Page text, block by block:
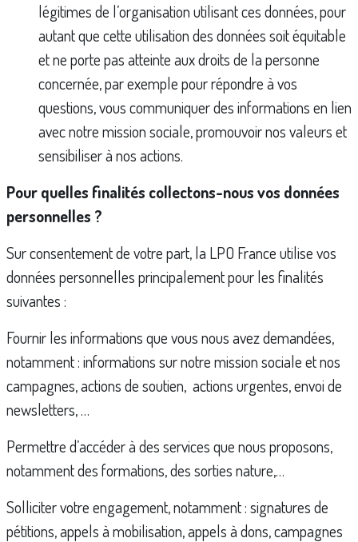
légitimes de l’organisation utilisant ces données, pour
autant que cette utilisation des données soit équitable
et ne porte pas atteinte aux droits de la personne
concernée, par exemple pour répondre à vos
questions, vous communiquer des informations en lien
avec notre mission sociale, promouvoir nos valeurs et
sensibiliser à nos actions.
Pour quelles finalités collectons-nous vos données
personnelles ?
Sur consentement de votre part, la LPO France utilise vos
données personnelles principalement pour les finalités
suivantes :
Fournir les informations que vous nous avez demandées,
notamment : informations sur notre mission sociale et nos
campagnes, actions de soutien, actions urgentes, envoi de
newsletters, …
Permettre d’accéder à des services que nous proposons,
notamment des formations, des sorties nature,…
Solliciter votre engagement, notamment : signatures de
pétitions, appels à mobilisation, appels à dons, campagnes